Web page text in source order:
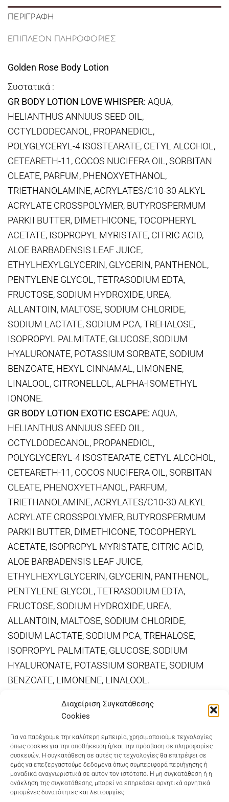
Διαχείριση Συγκατάθεσης
Cookies
Για να παρέχουμε την καλύτερη εμπειρία, χρησιμοποιούμε τεχνολογίες
όπως cookies για την αποθήκευση ή/και την πρόσβαση σε πληροφορίες
συσκευών. Η συγκατάθεση σε αυτές τις τεχνολογίες θα επιτρέψει σε
εμάς να επεξεργαστούμε δεδομένα όπως συμπεριφορά περιήγησης ή
μοναδικά αναγνωριστικά σε αυτόν τον ιστότοπο. Η μη συγκατάθεση ή η
ανάκληση της συγκατάθεσης, μπορεί να επηρεάσει αρνητικά αρνητικά
ορισμένες δυνατότητες και λειτουργίες.
ΠΕΡΙΓΡΑΦΉ
ΕΠΙΠΛΈΟΝ ΠΛΗΡΟΦΟΡΊΕΣ
Golden Rose Body Lotion
Συστατικά :
GR BODY LOTION LOVE WHISPER: AQUA,
HELIANTHUS ANNUUS SEED OIL,
OCTYLDODECANOL, PROPANEDIOL,
POLYGLYCERYL-4 ISOSTEARATE, CETYL ALCOHOL,
CETEARETH-11, COCOS NUCIFERA OIL, SORBITAN
OLEATE, PARFUM, PHENOXYETHANOL,
TRIETHANOLAMINE, ACRYLATES/C10-30 ALKYL
ACRYLATE CROSSPOLYMER, BUTYROSPERMUM
PARKII BUTTER, DIMETHICONE, TOCOPHERYL
ACETATE, ISOPROPYL MYRISTATE, CITRIC ACID,
ALOE BARBADENSIS LEAF JUICE,
ETHYLHEXYLGLYCERIN, GLYCERIN, PANTHENOL,
PENTYLENE GLYCOL, TETRASODIUM EDTA,
FRUCTOSE, SODIUM HYDROXIDE, UREA,
ALLANTOIN, MALTOSE, SODIUM CHLORIDE,
SODIUM LACTATE, SODIUM PCA, TREHALOSE,
ISOPROPYL PALMITATE, GLUCOSE, SODIUM
HYALURONATE, POTASSIUM SORBATE, SODIUM
BENZOATE, HEXYL CINNAMAL, LIMONENE,
LINALOOL, CITRONELLOL, ALPHA-ISOMETHYL
IONONE.
GR BODY LOTION EXOTIC ESCAPE: AQUA,
HELIANTHUS ANNUUS SEED OIL,
OCTYLDODECANOL, PROPANEDIOL,
POLYGLYCERYL-4 ISOSTEARATE, CETYL ALCOHOL,
CETEARETH-11, COCOS NUCIFERA OIL, SORBITAN
OLEATE, PHENOXYETHANOL, PARFUM,
TRIETHANOLAMINE, ACRYLATES/C10-30 ALKYL
ACRYLATE CROSSPOLYMER, BUTYROSPERMUM
PARKII BUTTER, DIMETHICONE, TOCOPHERYL
ACETATE, ISOPROPYL MYRISTATE, CITRIC ACID,
ALOE BARBADENSIS LEAF JUICE,
ETHYLHEXYLGLYCERIN, GLYCERIN, PANTHENOL,
PENTYLENE GLYCOL, TETRASODIUM EDTA,
FRUCTOSE, SODIUM HYDROXIDE, UREA,
ALLANTOIN, MALTOSE, SODIUM CHLORIDE,
SODIUM LACTATE, SODIUM PCA, TREHALOSE,
ISOPROPYL PALMITATE, GLUCOSE, SODIUM
HYALURONATE, POTASSIUM SORBATE, SODIUM
BENZOATE, LIMONENE, LINALOOL.
Dioni Hair Care, Ζυμβρακάκηδων 33, τηλ 28210
91906
Dioni Hair Spa, Κ. Σφακιανάκη 5, τηλ 28210 94712